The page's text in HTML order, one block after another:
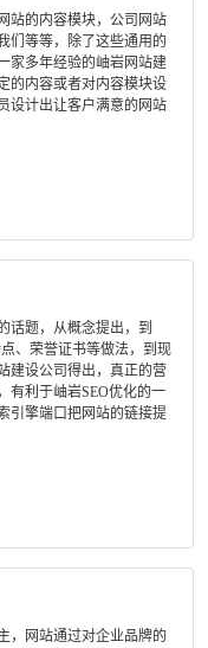
站的内容模块，公司网站
们等等，除了这些通用的
家多年经验的岫岩网站建
的内容或者对内容模块设
设计出让客户满意的网站
话题，从概念提出，到
、荣誉证书等做法，到现
建设公司得出，真正的营
有利于岫岩SEO优化的一
引擎端口把网站的链接提
，网站通过对企业品牌的